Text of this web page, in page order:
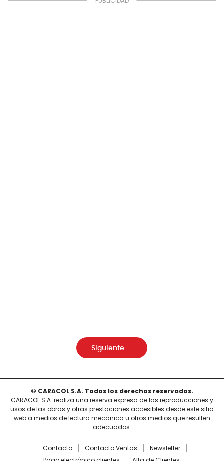
Siguiente
© CARACOL S.A. Todos los derechos reservados.
CARACOL S.A. realiza una reserva expresa de las reproducciones y
usos de las obras y otras prestaciones accesibles desde este sitio
web a medios de lectura mecánica u otros medios que resulten
adecuados.
Contacto Contacto Ventas
Newsletter